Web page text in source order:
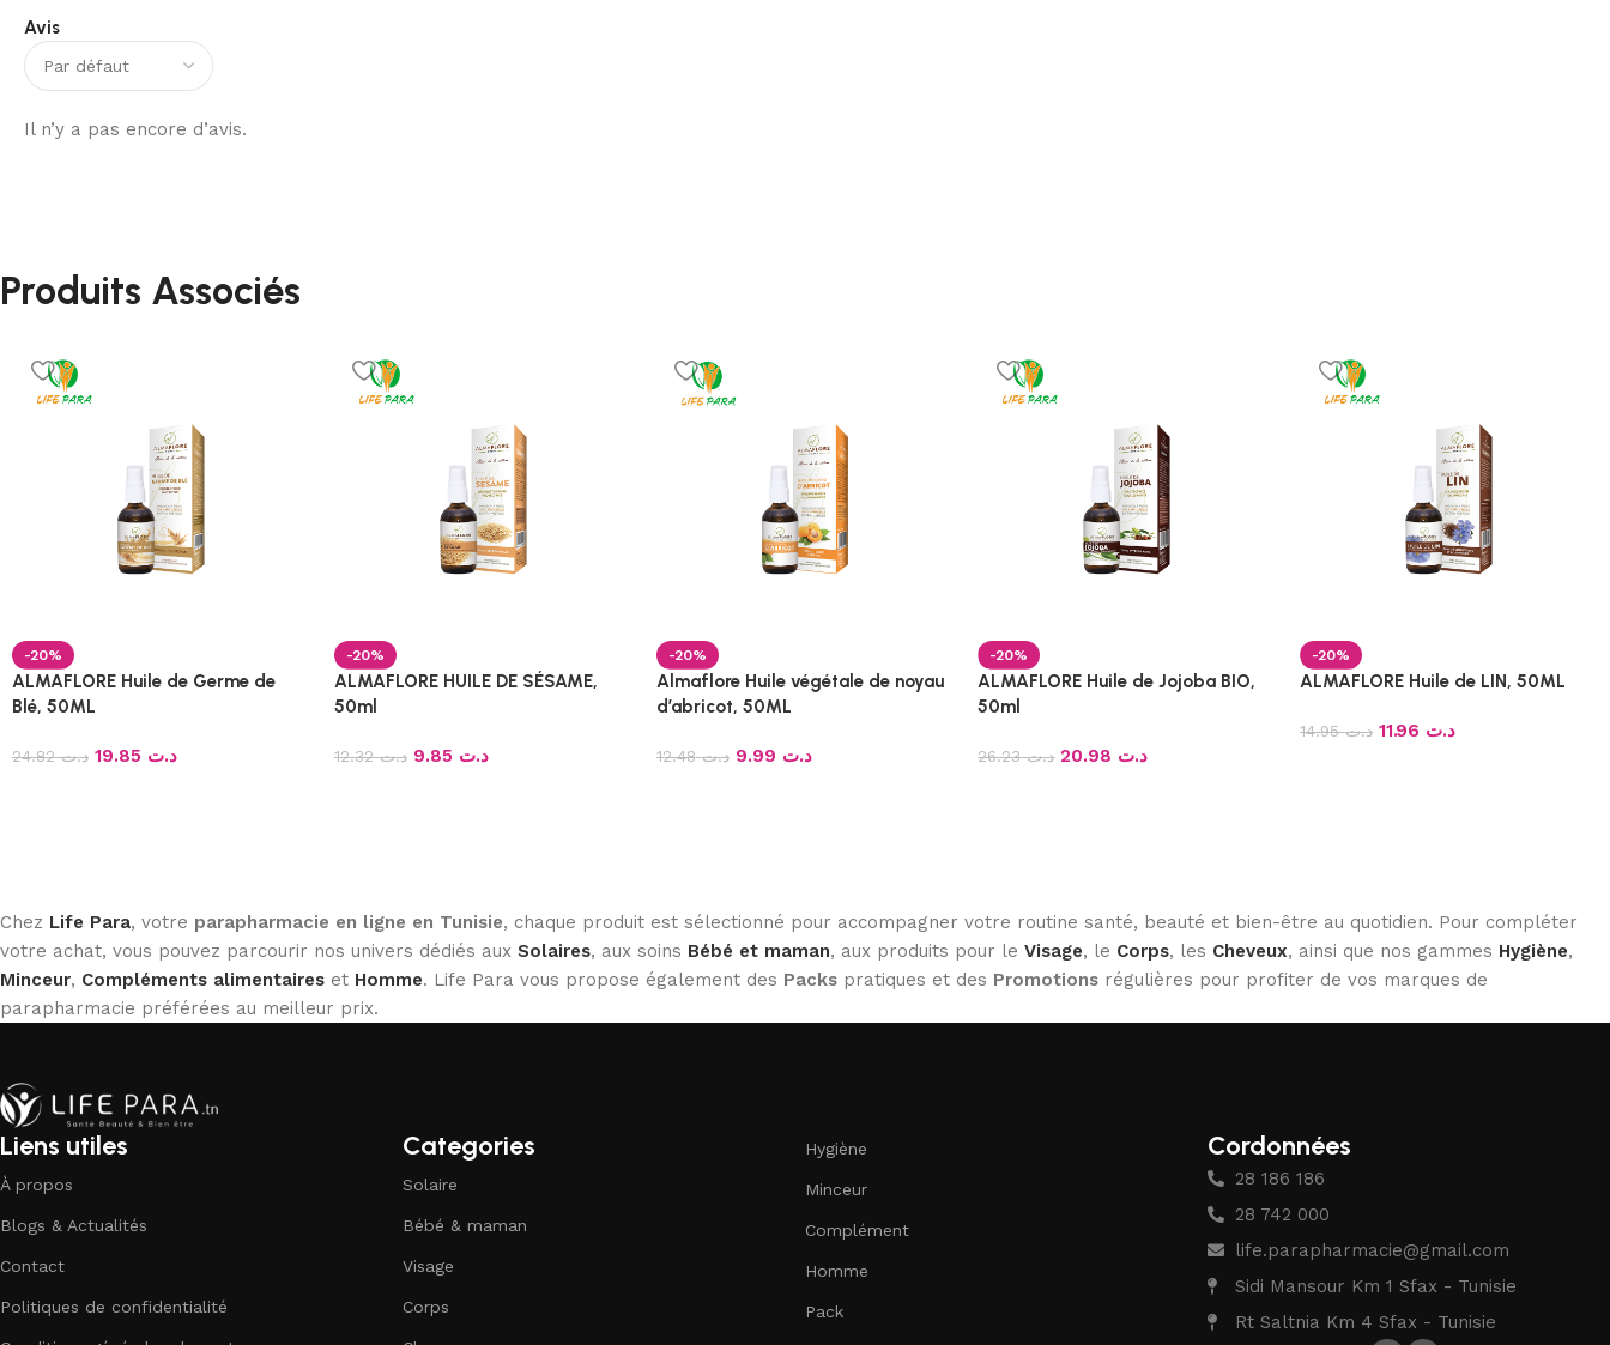
Avis
Il n’y a pas encore d’avis.
Produits Associés
-20%
ALMAFLORE Huile de Germe de
Blé, 50ML
د.ت24.82 د.ت
-20%
ALMAFLORE HUILE DE SÉSAME,
50ml
د.ت12.32 د.ت
-20%
Almaflore Huile végétale de noyau
d’abricot, 50ML
د.ت12.48 د.ت
-20%
ALMAFLORE Huile de Jojoba BIO,
50ml
د.ت26.23 د.ت
-20%
ALMAFLORE Huile de LIN, 50ML
د.ت14.95 د.ت
Chez Life Para, votre parapharmacie en ligne en Tunisie, chaque produit est sélectionné pour accompagner votre routine santé, beauté et bien-être au quotidien. Pour compléter
votre achat, vous pouvez parcourir nos univers dédiés aux Solaires, aux soins Bébé et maman, aux produits pour le Visage, le Corps, les Cheveux, ainsi que nos gammes Hygiène,
Minceur, Compléments alimentaires et Homme. Life Para vous propose également des Packs pratiques et des Promotions régulières pour profiter de vos marques de
parapharmacie préférées au meilleur prix.
Liens utiles
À propos
Blogs & Actualités
Contact
Politiques de confidentialité
Categories
Solaire
Bébé & maman
Visage
Corps
Hygiène
Minceur
Complément
Homme
Pack
Cordonnées
28 186 186
28 742 000
life.parapharmacie@gmail.com
Sidi Mansour Km 1 Sfax - Tunisie
Rt Saltnia Km 4 Sfax - Tunisie